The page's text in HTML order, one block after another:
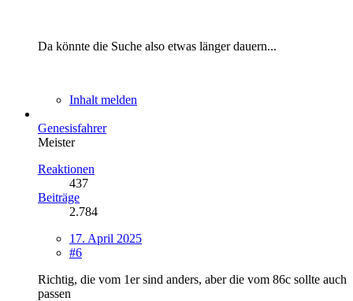
Da könnte die Suche also etwas länger dauern...
Inhalt melden
Genesisfahrer
Meister
Reaktionen
437
Beiträge
2.784
17. April 2025
#6
Richtig, die vom 1er sind anders, aber die vom 86c sollte auch
passen